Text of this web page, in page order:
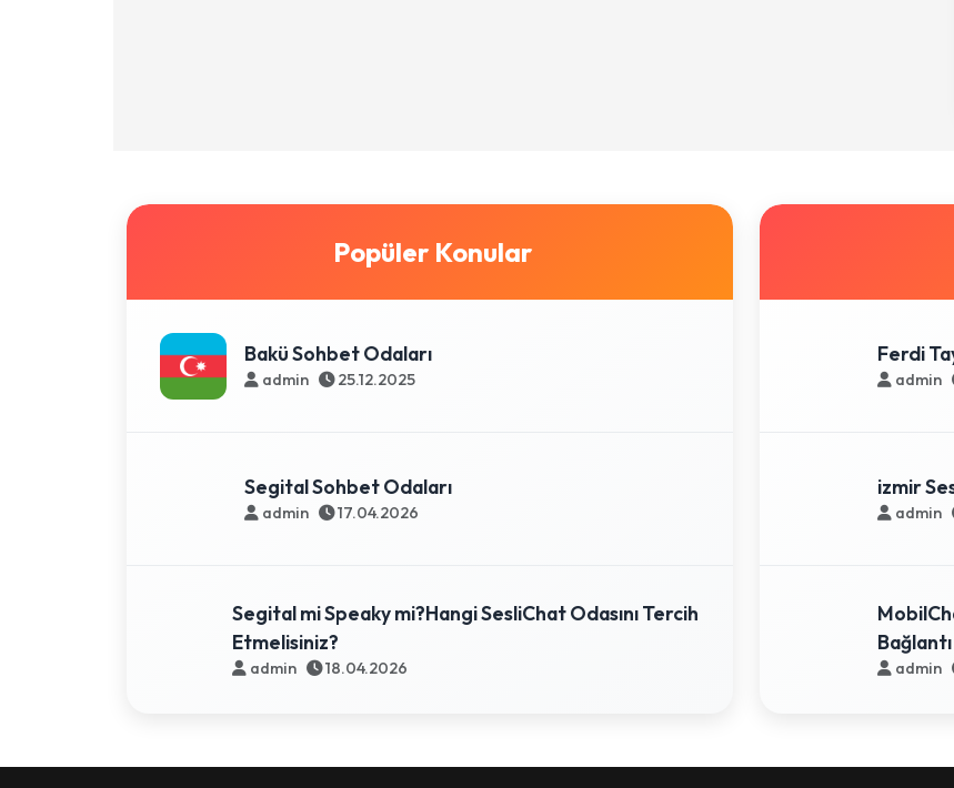
Popüler Konular
Bakü Sohbet Odaları
admin 25.12.2025
Segital Sohbet Odaları
admin 17.04.2026
Segital mi Speaky mi?Hangi SesliChat Odasını Tercih
Etmelisiniz?
admin 18.04.2026
Ferdi
admin
izmir
admin
Bağlantı
admin